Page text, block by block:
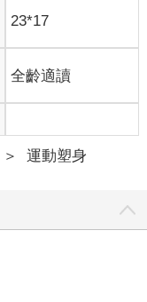
23*17
全齡適讀
＞ 運動塑身